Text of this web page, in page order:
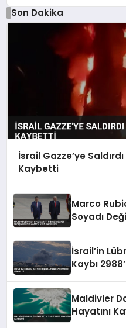
Son Dakika
İsrail Gazze’ye
Kaybetti
Marco
Soyadı
İsrail’in
Kaybı
Maldivler
Hayatını